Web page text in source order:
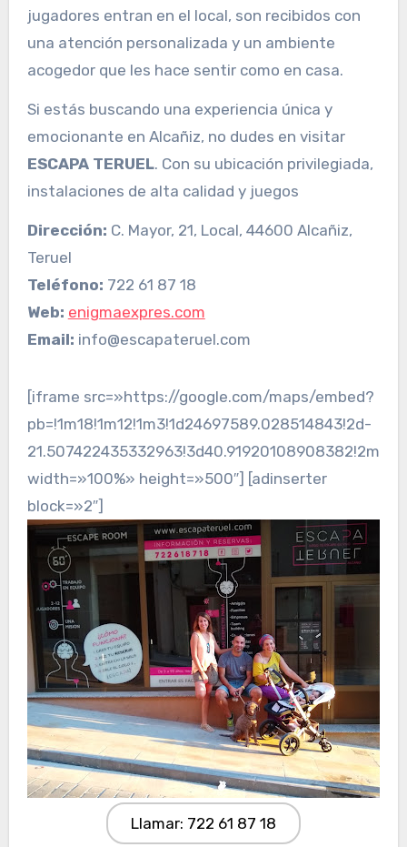
jugadores entran en el local, son recibidos con
una atención personalizada y un ambiente
acogedor que les hace sentir como en casa.
Si estás buscando una experiencia única y
emocionante en Alcañiz, no dudes en visitar
ESCAPA TERUEL. Con su ubicación privilegiada,
instalaciones de alta calidad y juegos
Dirección: C. Mayor, 21, Local, 44600 Alcañiz,
Teruel
Teléfono: 722 61 87 18
Web: enigmaexpres.com
Email: info@escapateruel.com
[iframe src=»https://google.com/maps/embed?
pb=!1m18!1m12!1m3!1d24697589.028514843!2d-
width=»100%» height=»500″] [adinserter
block=»2″]
Llamar: 722 61 87 18